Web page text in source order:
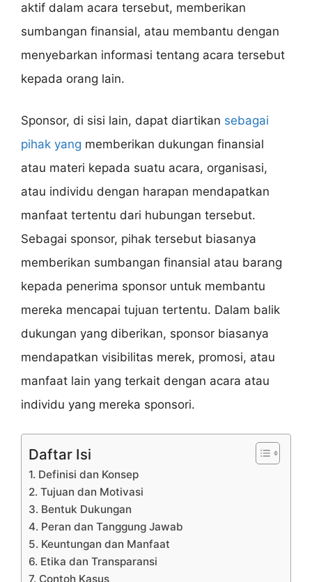
aktif dalam acara tersebut, memberikan
sumbangan finansial, atau membantu dengan
menyebarkan informasi tentang acara tersebut
kepada orang lain.
Sponsor, di sisi lain, dapat diartikan sebagai
pihak yang memberikan dukungan finansial
atau materi kepada suatu acara, organisasi,
atau individu dengan harapan mendapatkan
manfaat tertentu dari hubungan tersebut.
Sebagai sponsor, pihak tersebut biasanya
memberikan sumbangan finansial atau barang
kepada penerima sponsor untuk membantu
mereka mencapai tujuan tertentu. Dalam balik
dukungan yang diberikan, sponsor biasanya
mendapatkan visibilitas merek, promosi, atau
manfaat lain yang terkait dengan acara atau
individu yang mereka sponsori.
Daftar Isi
1. Definisi dan Konsep
2. Tujuan dan Motivasi
3. Bentuk Dukungan
4. Peran dan Tanggung Jawab
5. Keuntungan dan Manfaat
6. Etika dan Transparansi
7. Contoh Kasus